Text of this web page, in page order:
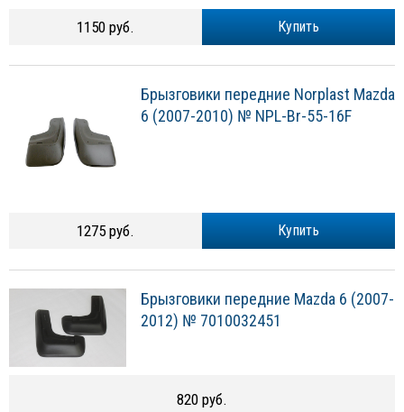
Купить
1150 руб.
Брызговики передние Norplast Mazda
6 (2007-2010) № NPL-Br-55-16F
Купить
1275 руб.
Брызговики передние Mazda 6 (2007-
2012) № 7010032451
820 руб.